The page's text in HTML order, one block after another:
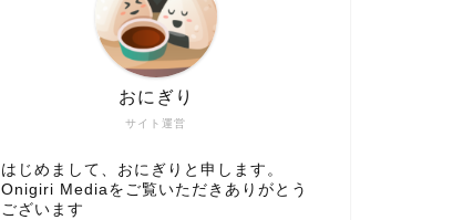
サイト運営
おにぎり
はじめまして、おにぎりと申します。
Onigiri Mediaをご覧いただきありがとう
ございます